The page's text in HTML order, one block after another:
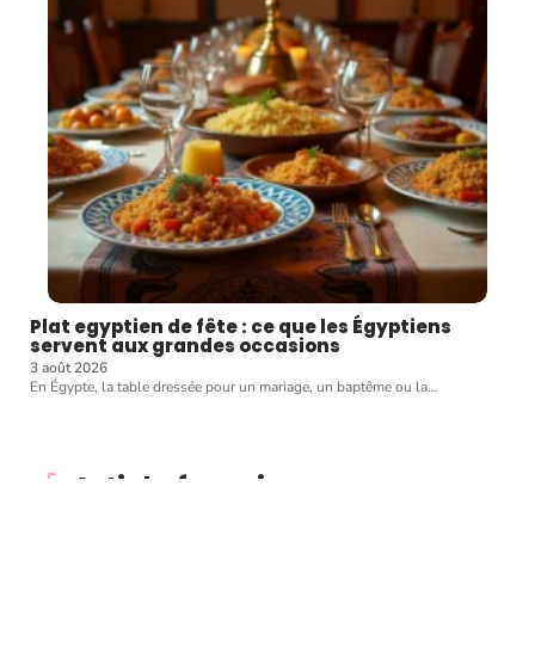
Plat egyptien de fête : ce que les Égyptiens
servent aux grandes occasions
3 août 2026
En Égypte, la table dressée pour un mariage, un baptême ou la…
Article favori